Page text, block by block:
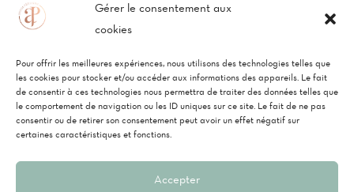
Gérer le consentement aux
cookies
Pour offrir les meilleures expériences, nous utilisons des technologies telles que
les cookies pour stocker et/ou accéder aux informations des appareils. Le fait
de consentir à ces technologies nous permettra de traiter des données telles que
le comportement de navigation ou les ID uniques sur ce site. Le fait de ne pas
consentir ou de retirer son consentement peut avoir un effet négatif sur
certaines caractéristiques et fonctions.
Accepter
Mentions légales CGV – Politique de
confidentialité
C P
Anissa Pâtisserie, une société